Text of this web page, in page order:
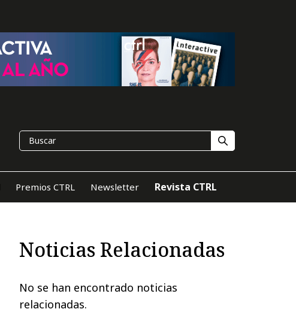
Premios CTRL Newsletter Revista CTRL
Noticias Relacionadas
No se han encontrado noticias
relacionadas.